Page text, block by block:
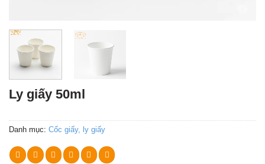
Ly giấy 50ml
Danh mục: Cốc giấy, ly giấy